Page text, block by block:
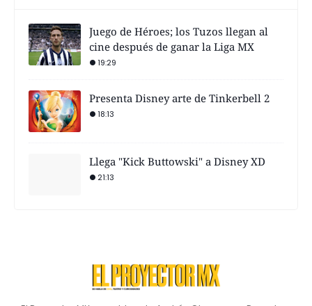
Juego de Héroes; los Tuzos llegan al
cine después de ganar la Liga MX
19:29
Presenta Disney arte de Tinkerbell 2
18:13
Llega "Kick Buttowski" a Disney XD
21:13